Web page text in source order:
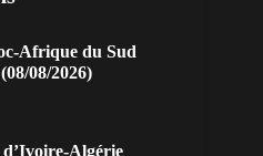
Afrique du Sud
08/2026)
Algérie